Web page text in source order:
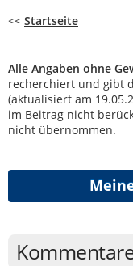
<< Startseite
Alle Angaben ohne
recherchiert und gibt
(aktualisiert am
im Beitrag nicht
nicht übernommen.